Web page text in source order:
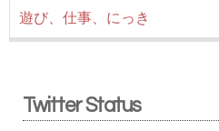
遊び、仕事、にっき
Twitter Status